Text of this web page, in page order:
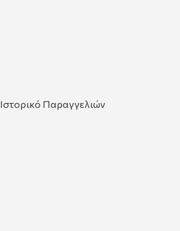
Ιστορικό Παραγγελιών